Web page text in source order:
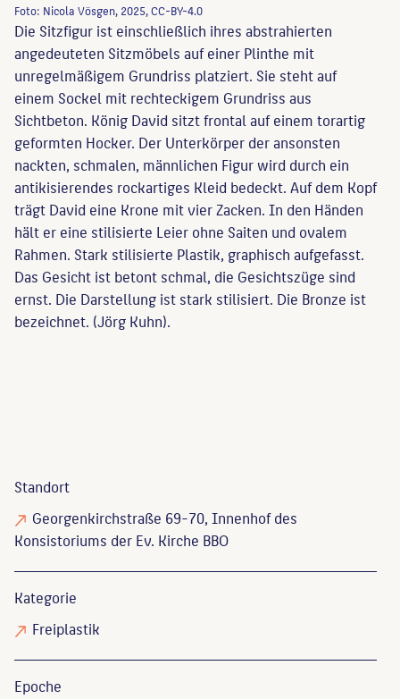
Foto: Nicola Vösgen, 2025, CC-BY-4.0
Die Sitzfigur ist einschließlich ihres abstrahierten
angedeuteten Sitzmöbels auf einer Plinthe mit
unregelmäßigem Grundriss platziert. Sie steht auf
einem Sockel mit rechteckigem Grundriss aus
Sichtbeton. König David sitzt frontal auf einem torartig
geformten Hocker. Der Unterkörper der ansonsten
nackten, schmalen, männlichen Figur wird durch ein
antikisierendes rockartiges Kleid bedeckt. Auf dem Kopf
trägt David eine Krone mit vier Zacken. In den Händen
hält er eine stilisierte Leier ohne Saiten und ovalem
Rahmen. Stark stilisierte Plastik, graphisch aufgefasst.
Das Gesicht ist betont schmal, die Gesichtszüge sind
ernst. Die Darstellung ist stark stilisiert. Die Bronze ist
bezeichnet. (Jörg Kuhn).
Standort
Georgenkirchstraße 69-70, Innenhof des
Konsistoriums der Ev. Kirche BBO
Kategorie
Freiplastik
Epoche